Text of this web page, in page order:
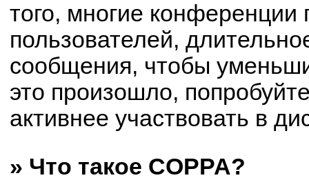
того, многие конференции
пользователей,
сообщения, чтобы
это произошло,
активнее участвовать в
» Что такое COPPA?